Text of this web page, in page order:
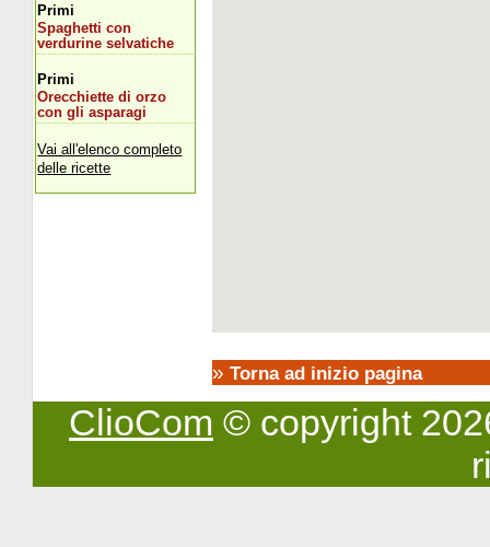
» Torna ad inizio pagina
Primi
Spaghetti con
verdurine selvatiche
Primi
Orecchiette di orzo
con gli asparagi
Vai all'elenco completo
delle ricette
ClioCom © copyright